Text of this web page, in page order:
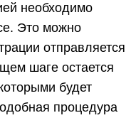
необходимо
Это можно
отправляется
шаге остается
будет
процедура